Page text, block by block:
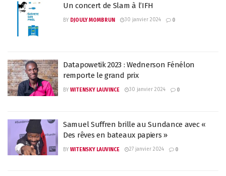
Un concert de Slam à l’IFH
BY DJOULY MOMBRUN 30 janvier 2024 0
Datapowetik 2023 : Wednerson Fénélon
remporte le grand prix
BY WITENSKY LAUVINCE 30 janvier 2024 0
Samuel Suffren brille au Sundance avec «
Des rêves en bateaux papiers »
BY WITENSKY LAUVINCE 27 janvier 2024 0